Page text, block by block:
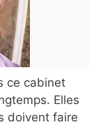
ce cabinet
Elles
doivent faire